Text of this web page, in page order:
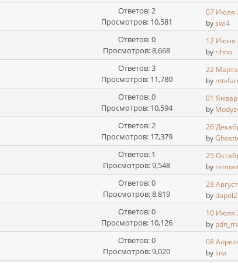
Ответов: 2
Просмотров: 10,581
07 Июля
byswi4
Ответов: 0
Просмотров: 8,668
12 Июня
by rihno
Ответов: 3
Просмотров: 11,780
22
by mtvfan
Ответов: 0
Просмотров: 10,594
01
by
Ответов: 2
Просмотров: 17,379
26
by
Ответов: 1
Просмотров: 9,548
25
by
Ответов: 0
Просмотров: 8,819
28
bydapol2
Ответов: 0
Просмотров: 10,126
10 Июля
by
Ответов: 0
Просмотров: 9,020
08
by lina